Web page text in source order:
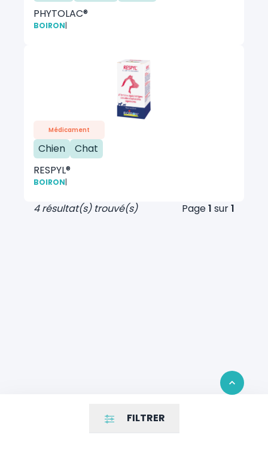
FILTRER
PHYTOLAC®
BOIRON|
Médicament
Chien
Chat
RESPYL®
BOIRON|
4 résultat(s) trouvé(s) Page1 sur1
Retour